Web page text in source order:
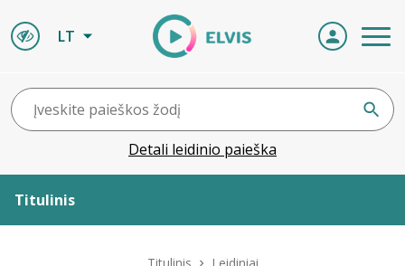
LT
Detali leidinio paieška
Titulinis